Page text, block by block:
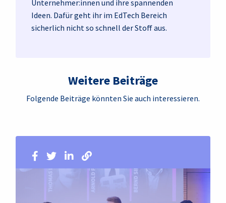
Unternehmer:innen und ihre spannenden
Ideen. Dafür geht ihr im EdTech Bereich
sicherlich nicht so schnell der Stoff aus.
Weitere Beiträge
Folgende Beiträge könnten Sie auch interessieren.